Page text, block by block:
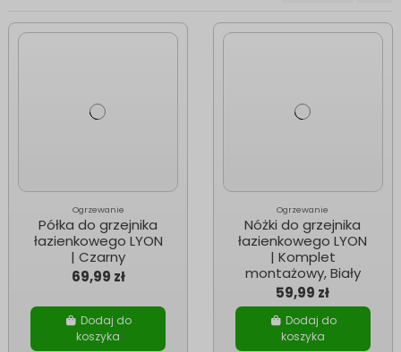
Ogrzewanie
Półka do grzejnika
łazienkowego LYON
| Czarny
69,99 zł
Dodaj do
koszyka
Ogrzewanie
Nóżki do grzejnika
łazienkowego LYON
| Komplet
montażowy, Biały
59,99 zł
Dodaj do
koszyka